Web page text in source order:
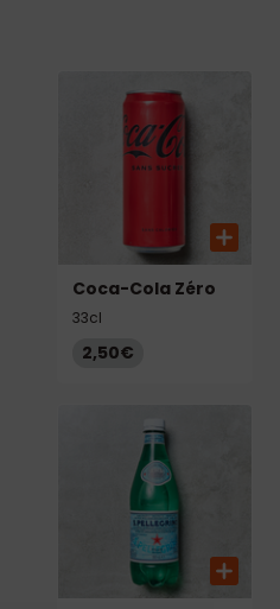
Coca-Cola Zéro
33cl
2,50€